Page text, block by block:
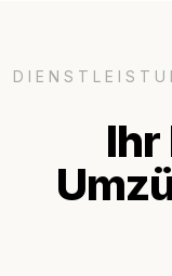
Ihr